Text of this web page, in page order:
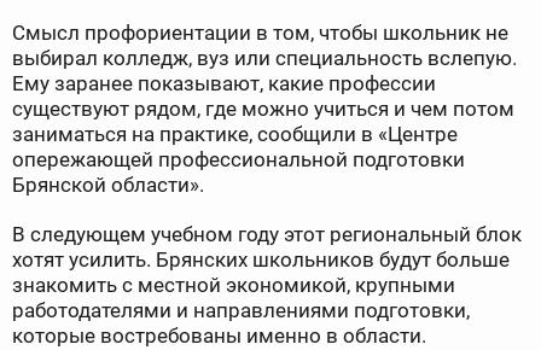
Смысл профориентации в том, чтобы школьник не
выбирал колледж, вуз или специальность вслепую.
Ему заранее показывают, какие профессии
существуют рядом, где можно учиться и чем потом
заниматься на практике, сообщили в «Центре
опережающей профессиональной подготовки
Брянской области».
В следующем учебном году этот региональный блок
хотят усилить. Брянских школьников будут больше
знакомить с местной экономикой, крупными
работодателями и направлениями подготовки,
которые востребованы именно в области.